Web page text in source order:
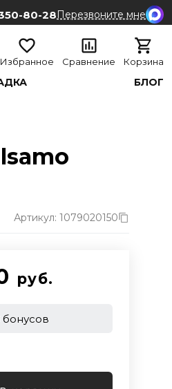
80-28Перезвоните мне
Избранное Сравнение Корзина
БЛОГ
Артикул: 1079020150
руб.
бонусов